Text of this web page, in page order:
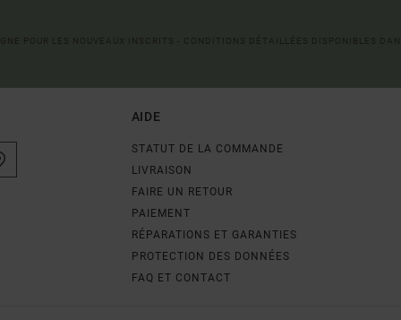
AIDE
STATUT DE LA COMMANDE
LIVRAISON
FAIRE UN RETOUR
PAIEMENT
RÉPARATIONS ET GARANTIES
PROTECTION DES DONNÉES
FAQ ET CONTACT